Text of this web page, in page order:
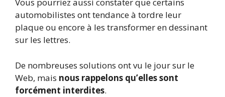
Vous pourriez aussi constater que certains
automobilistes ont tendance à tordre leur
plaque ou encore à les transformer en dessinant
sur les lettres.
De nombreuses solutions ont vu le jour sur le
Web, mais nous rappelons qu’elles sont
forcément interdites.